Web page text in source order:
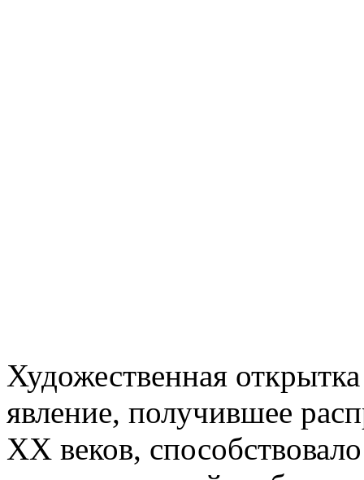
Художественная
явление, получившее
ХХ веков,